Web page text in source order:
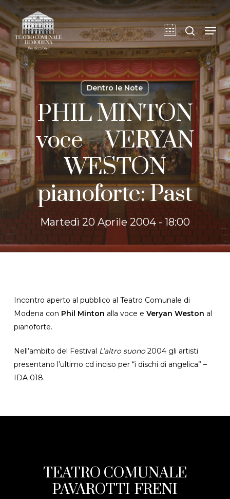
Skip
to
main
content
cerca
Dentro le Note
PHIL MINTON
voce – VERYAN
WESTON
pianoforte: Past
Martedì 20 Aprile 2004 - 18:00
Incontro aperto al pubblico al Teatro Comunale di
Modena con Phil Minton alla voce e Veryan Weston al
pianoforte.
Nell’ambito del Festival L’altro suono2004 gli artisti
presentano l’ultimo cd inciso per “i dischi di angelica” –
IDA 018.
TEATRO COMUNALE
PAVAROTTI-FRENI